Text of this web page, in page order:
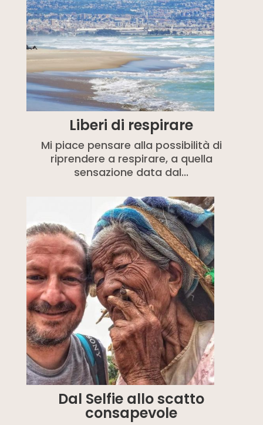
Liberi di respirare
Mi piace pensare alla possibilità di
riprendere a respirare, a quella
sensazione data dal...
Dal Selfie allo scatto
consapevole